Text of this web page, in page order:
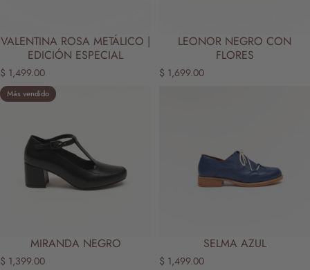
VALENTINA ROSA METÁLICO |
EDICIÓN ESPECIAL
$ 1,499.00
LEONOR NEGRO CON
FLORES
$ 1,699.00
5.0
Más vendido
MIRANDA NEGRO
$ 1,399.00
SELMA AZUL
$ 1,499.00